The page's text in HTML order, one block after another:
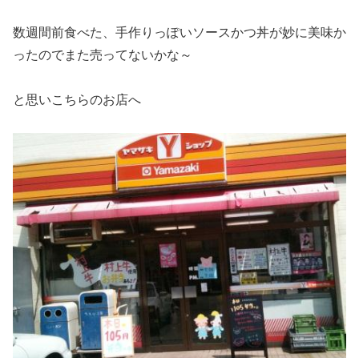
数週間前食べた、手作りっぽいソースかつ丼が妙に美味か
ったのでまた売ってないかな～
と思いこちらのお店へ